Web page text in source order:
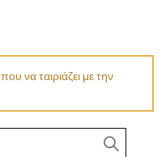
να ταιριάζει με την